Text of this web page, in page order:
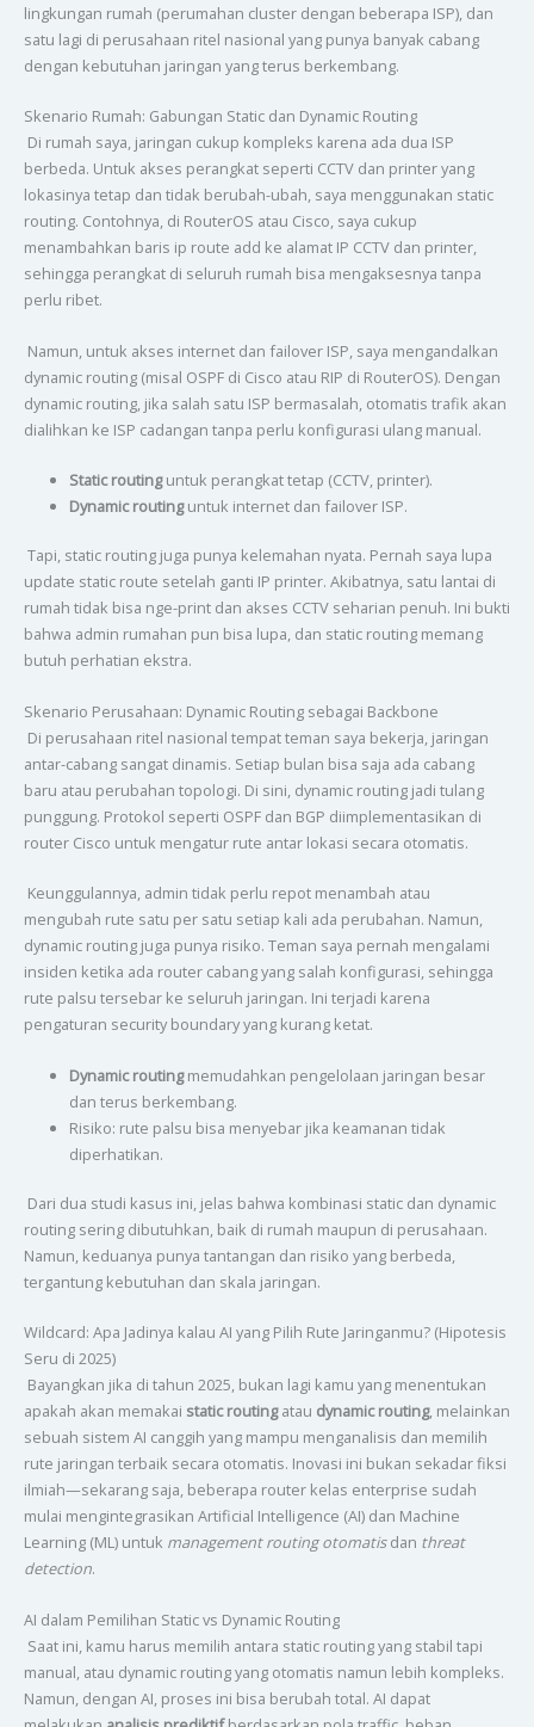
lingkungan rumah (perumahan cluster dengan beberapa ISP), dan
satu lagi di perusahaan ritel nasional yang punya banyak cabang
dengan kebutuhan jaringan yang terus berkembang.
Skenario Rumah: Gabungan Static dan Dynamic Routing
Di rumah saya, jaringan cukup kompleks karena ada dua ISP
berbeda. Untuk akses perangkat seperti CCTV dan printer yang
lokasinya tetap dan tidak berubah-ubah, saya menggunakan static
routing. Contohnya, di RouterOS atau Cisco, saya cukup
menambahkan baris ip route add ke alamat IP CCTV dan printer,
sehingga perangkat di seluruh rumah bisa mengaksesnya tanpa
perlu ribet.
Namun, untuk akses internet dan failover ISP, saya mengandalkan
dynamic routing (misal OSPF di Cisco atau RIP di RouterOS). Dengan
dynamic routing, jika salah satu ISP bermasalah, otomatis trafik akan
dialihkan ke ISP cadangan tanpa perlu konfigurasi ulang manual.
Static routinguntuk perangkat tetap (CCTV, printer).
Dynamic routinguntuk internet dan failover ISP.
Tapi, static routing juga punya kelemahan nyata. Pernah saya lupa
update static route setelah ganti IP printer. Akibatnya, satu lantai di
rumah tidak bisa nge-print dan akses CCTV seharian penuh. Ini bukti
bahwa admin rumahan pun bisa lupa, dan static routing memang
butuh perhatian ekstra.
Skenario Perusahaan: Dynamic Routing sebagai Backbone
Di perusahaan ritel nasional tempat teman saya bekerja, jaringan
antar-cabang sangat dinamis. Setiap bulan bisa saja ada cabang
baru atau perubahan topologi. Di sini, dynamic routing jadi tulang
punggung. Protokol seperti OSPF dan BGP diimplementasikan di
router Cisco untuk mengatur rute antar lokasi secara otomatis.
Keunggulannya, admin tidak perlu repot menambah atau
mengubah rute satu per satu setiap kali ada perubahan. Namun,
dynamic routing juga punya risiko. Teman saya pernah mengalami
insiden ketika ada router cabang yang salah konfigurasi, sehingga
rute palsu tersebar ke seluruh jaringan. Ini terjadi karena
pengaturan security boundary yang kurang ketat.
Dynamic routingmemudahkan pengelolaan jaringan besar
dan terus berkembang.
Risiko: rute palsu bisa menyebar jika keamanan tidak
diperhatikan.
Dari dua studi kasus ini, jelas bahwa kombinasi static dan dynamic
routing sering dibutuhkan, baik di rumah maupun di perusahaan.
Namun, keduanya punya tantangan dan risiko yang berbeda,
tergantung kebutuhan dan skala jaringan.
Wildcard: Apa Jadinya kalau AI yang Pilih Rute Jaringanmu? (Hipotesis
Seru di 2025)
Bayangkan jika di tahun 2025, bukan lagi kamu yang menentukan
apakah akan memakai static routingatau dynamic routing, melainkan
sebuah sistem AI canggih yang mampu menganalisis dan memilih
rute jaringan terbaik secara otomatis. Inovasi ini bukan sekadar fiksi
ilmiah—sekarang saja, beberapa router kelas enterprise sudah
mulai mengintegrasikan Artificial Intelligence (AI) dan Machine
Learning (ML) untuk management routing otomatisdan threat
detection.
AI dalam Pemilihan Static vs Dynamic Routing
Saat ini, kamu harus memilih antara static routing yang stabil tapi
manual, atau dynamic routing yang otomatis namun lebih kompleks.
Namun, dengan AI, proses ini bisa berubah total. AI dapat